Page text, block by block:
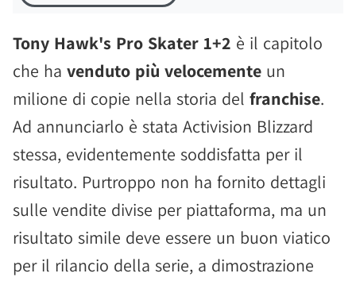
Tony Hawk's Pro Skater 1+2 è il capitolo
che ha venduto più velocemente un
milione di copie nella storia del franchise.
Ad annunciarlo è stata Activision Blizzard
stessa, evidentemente soddisfatta per il
risultato. Purtroppo non ha fornito dettagli
sulle vendite divise per piattaforma, ma un
risultato simile deve essere un buon viatico
per il rilancio della serie, a dimostrazione